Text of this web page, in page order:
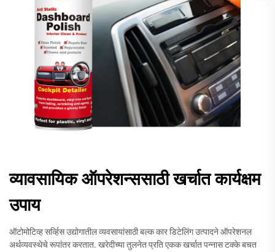
व्यावसायिक ऑपरेशन्ससाठी खर्चात कार्यक्षम
उपाय
ऑटोमोटिव्ह सर्व्हिस उद्योगातील व्यवसायांसाठी बल्क कार डिटेलिंग उत्पादने ऑपरेशनल
अर्थव्यवस्थेचे रूपांतर करतात. खरेदीच्या तुलनेत प्रति एकक खर्चात पन्नास टक्के बचत